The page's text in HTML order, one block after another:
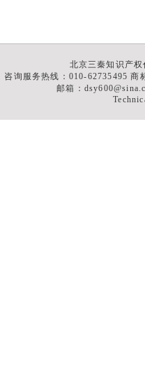
北京三秦知识产
咨询服务热线：010-62735495 商
邮箱：